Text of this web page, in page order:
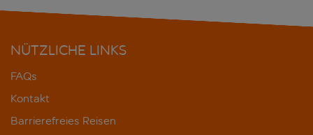
NÜTZLICHE LINKS
FAQs
Kontakt
Barrierefreies Reisen